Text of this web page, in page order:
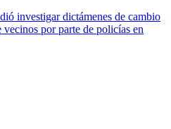
investigar dictámenes de cambio
por parte de policías en